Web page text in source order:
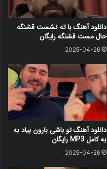
دانلود آهنگ با ته نشست قشنگه
حال مست قشنگه رایگان
2025-04-26
دانلود آهنگ ﺗﻮ ﺑﺎﺷﻰ ﺑﺎرون ﺑﻴﺎد ﺑﻪ
ﺑﻪ کامل MP3 رایگان
2025-04-26